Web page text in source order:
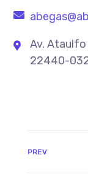
Av. Ataulfo
22440-
PREV